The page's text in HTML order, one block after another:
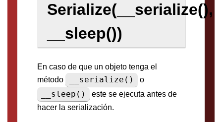
Serialize(__serialize(),
__sleep())
En caso de que un objeto tenga el
método
__serialize() o
__sleep()
este se ejecuta antes de
hacer la serialización.